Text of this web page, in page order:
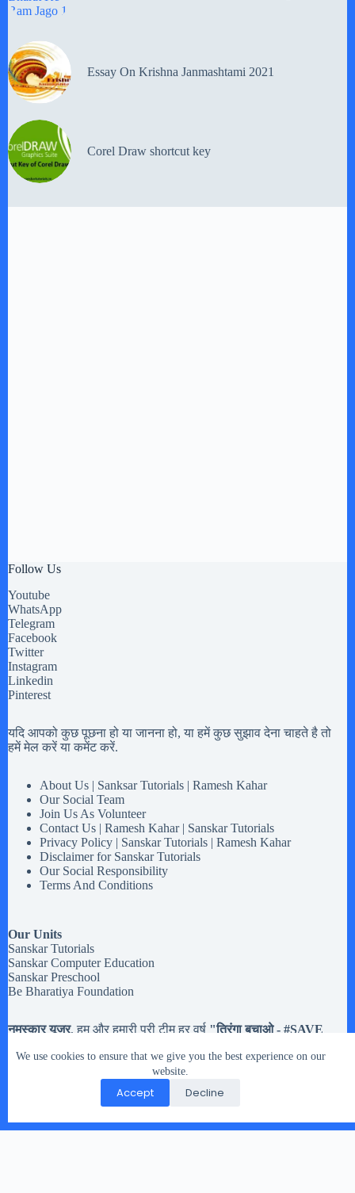
We use cookies to ensure that we give you the best experience on our
website.
Accept Decline
Essay On Krishna Janmashtami 2021
Corel Draw shortcut key
Follow Us
Youtube
WhatsApp
Telegram
Facebook
Twitter
Instagram
Linkedin
Pinterest
यदि आपको कुछ पूछना हो या जानना हो, या हमें कुछ सुझाव देना चाहते है तो
हमें मेल करें या कमेंट करें.
About Us | Sanksar Tutorials | Ramesh Kahar
Our Social Team
Join Us As Volunteer
Contact Us | Ramesh Kahar | Sanskar Tutorials
Privacy Policy | Sanskar Tutorials | Ramesh Kahar
Disclaimer for Sanskar Tutorials
Our Social Responsibility
Terms And Conditions
Our Units
Sanskar Tutorials
Sanskar Computer Education
Sanskar Preschool
Be Bharatiya Foundation
नमस्कार यूजर, हम और हमारी पूरी टीम हर वर्ष "तिरंगा बचाओ - #SAVE
तिरंगे झंडे इकट्टा किये है. मतलब यह की यदि आपको१५ अगस्त और २६
जनवरी या किसी भी राष्ट्रिय त्यौहारमें इस्तेमाल होने वाले तिरंगे झंडे रास्ते
पर गिरे मिले, या आप के पास हो पर उसे संभालकर नहीं रख नहीं सकते तो
आप हमारे दिए पते पर भेज सकते है.